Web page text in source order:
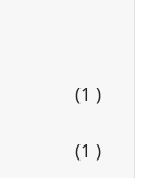
(1 )
(1 )